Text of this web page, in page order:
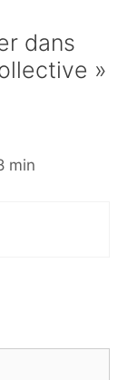
dans
»
min